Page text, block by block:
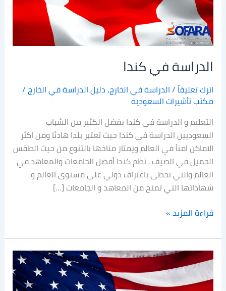
الدراسة في كندا
اترك تعليقاً/الدراسة في الخارج,دليل الدراسة في الخارج/
مكتب تأشيرات السعودية
التعليم و الدراسة في كندا يفضل الكثير من الشباب
السعوديين الدراسة في كندا حيث تعتبر بلدا هادئا ومن اكثر
الاماكن امنأ في العالم ويمتاز مناخها بالتنوع من حيث الطقس
الجميل في الصيف . تظم كندا أفضل الجامعات والمعاهد في
العالم والتي تحظى باعتراف دولي على مستوى العالم و
شهاداتها التي تمنح من المعاهد و الجامعات […]
قراءة المزيد »
الدراسة
في
أمريكا